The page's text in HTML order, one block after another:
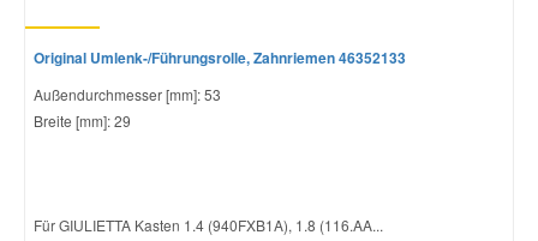
Original Umlenk-/Führungsrolle, Zahnriemen 46352133
Außendurchmesser [mm]: 53
Breite [mm]: 29
Für GIULIETTA Kasten 1.4 (940FXB1A), 1.8 (116.AA...